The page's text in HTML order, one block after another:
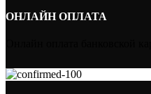
ОНЛАЙН ОПЛАТА